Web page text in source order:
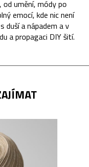
umění, módy po
emocí, kde nic není
duší a nápadem a v
a propagaci DIY šití.